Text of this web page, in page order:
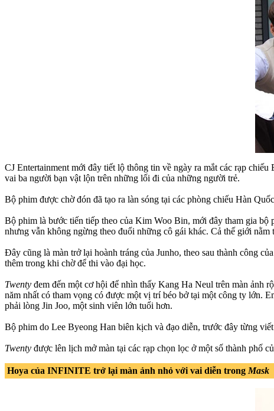
CJ Entertainment mới đây tiết lộ thông tin về ngày ra mắt các rạp
vai ba người bạn vật lộn trên những lối đi của những người trẻ.
Bộ phim được chờ đón đã tạo ra làn sóng tại các phòng chiếu Hàn
Bộ phim là bước tiến tiếp theo của Kim Woo Bin, mới đây tham gia bộ
nhưng vẫn không ngừng theo đuổi những cô gái khác. Cả thế giới
Đây cũng là màn trở lại hoành tráng của Junho, theo sau thành công của
thêm trong khi chờ để thi vào đại học.
Twenty đem đến một cơ hội để nhìn thấy Kang Ha Neul trên màn ảnh
năm nhất có tham vọng có được một vị trí béo bở tại một công ty lớn.
phải lòng Jin Joo, một sinh viên lớn tuổi hơn.
Bộ phim do Lee Byeong Han biên kịch và đạo diễn, trước đây từng
Twenty được lên lịch mở màn tại các rạp chọn lọc ở một số thành phố
Hoya của INFINITE trở lại màn ảnh nhỏ với vai diễn trong Mask